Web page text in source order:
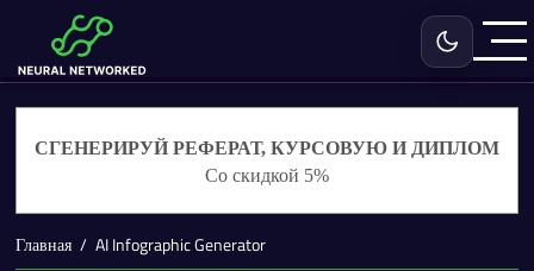
Включить
СГЕНЕРИРУЙ РЕФЕРАТ, КУРСОВУЮ И ДИПЛОМ
Со скидкой 5%
Главная AI Infographic Generator